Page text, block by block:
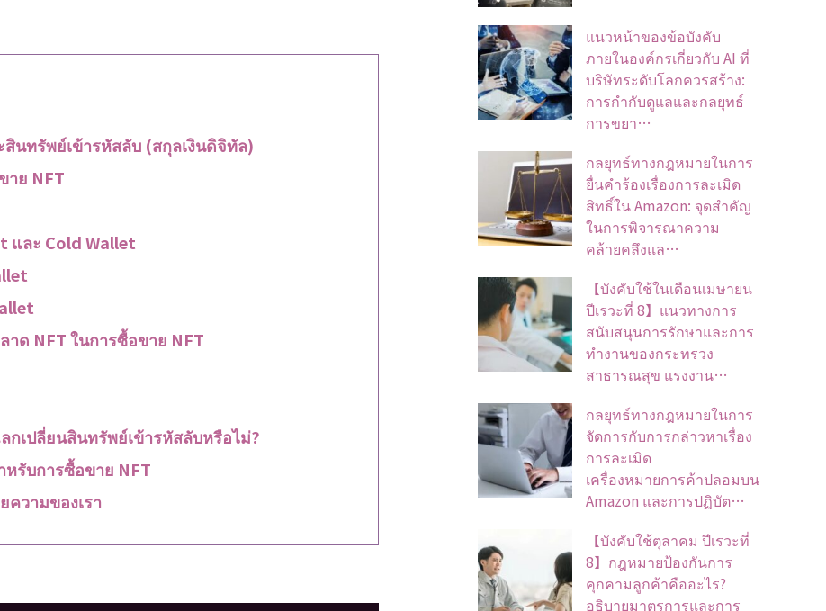
นทรัพย์เข้ารหัสลับ (สกุลเงินดิจิทัล)
าย NFT
และ Cold Wallet
าด NFT ในการซื้อขาย NFT
กเปลี่ยนสินทรัพย์เข้ารหัสลับหรือไม่?
หรับการซื้อขาย NFT
วามของเรา
แนวหน้าของข้อบังคับ
ภายในองค์กรเกี่ยวกับ AI ที่
บริษัทระดับโลกควรสร้าง:
การกำกับดูแลและกลยุทธ์
การขยา…
กลยุทธ์ทางกฎหมายในการ
ยื่นคำร้องเรื่องการละเมิด
สิทธิ์ใน Amazon: จุดสำคัญ
ในการพิจารณาความ
คล้ายคลึงแล…
【บังคับใช้ในเดือนเมษายน
ปีเรวะที่ 8】แนวทางการ
สนับสนุนการรักษาและการ
ทำงานของกระทรวง
สาธารณสุข แรงงาน…
กลยุทธ์ทางกฎหมายในการ
จัดการกับการกล่าวหาเรื่อง
การละเมิด
เครื่องหมายการค้าปลอมบน
Amazon และการปฏิบัต…
【บังคับใช้ตุลาคม ปีเรวะที่
8】กฎหมายป้องกันการ
คุกคามลูกค้าคืออะไร?
อธิบายมาตรการและการ